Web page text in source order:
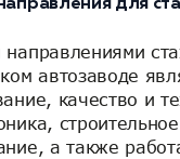
автозаводе
качество и
строительное
а также